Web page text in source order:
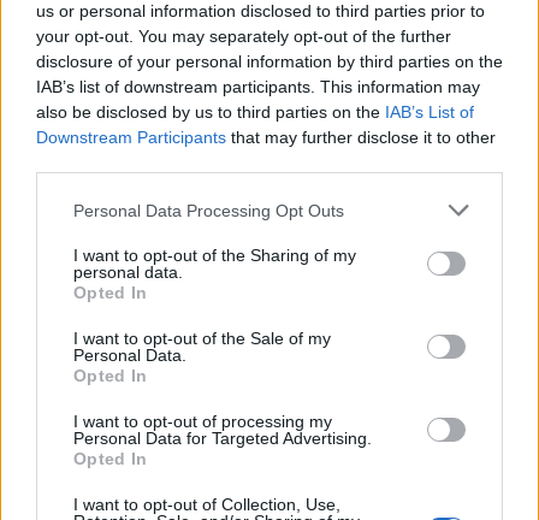
us or personal information disclosed to third parties prior to
your opt-out. You may separately opt-out of the further
disclosure of your personal information by third parties on the
IAB’s list of downstream participants. This information may
also be disclosed by us to third parties on the IAB’s List of
Downstream Participants that may further disclose it to other
Personal Data Processing Opt Outs
I want to opt-out of the Sharing of my
personal data.
Opted In
I want to opt-out of the Sale of my
Personal Data.
Opted In
I want to opt-out of processing my
Personal Data for Targeted Advertising.
Opted In
I want to opt-out of Collection, Use,
Zpravodajství
Příbram dál vymáhá stovky tisíc za objížďku
po zřícení budovy v Hailově...
Příbram stále čeká na proplacení nákladů spojených s mimořádnou
2022, město se připojilo k žalobě a škodu chce vymáhat po určeném